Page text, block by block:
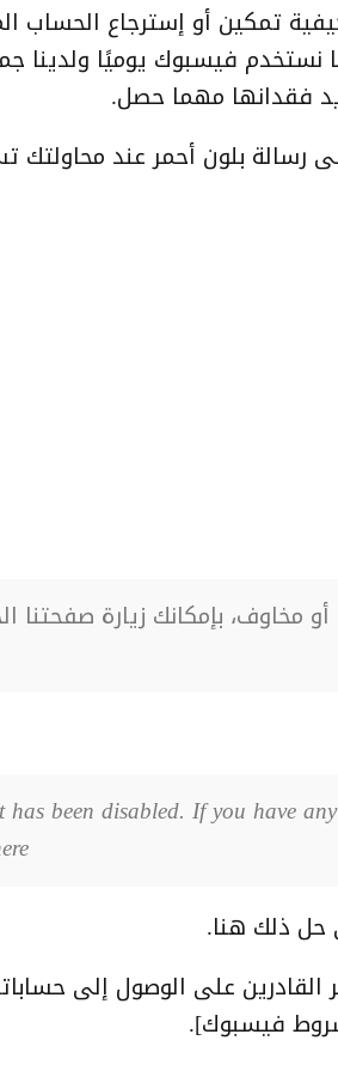
تمكين أو إسترجاع الحساب
فيسبوك يوميًا ولدينا
فقدانها مهما حصل.
بلون أحمر عند محاولتك
بإمكانك زيارة صفحتنا
has been disabled. If you have
حل ذلك هنا.
على الوصول إلى
فيسبوك].